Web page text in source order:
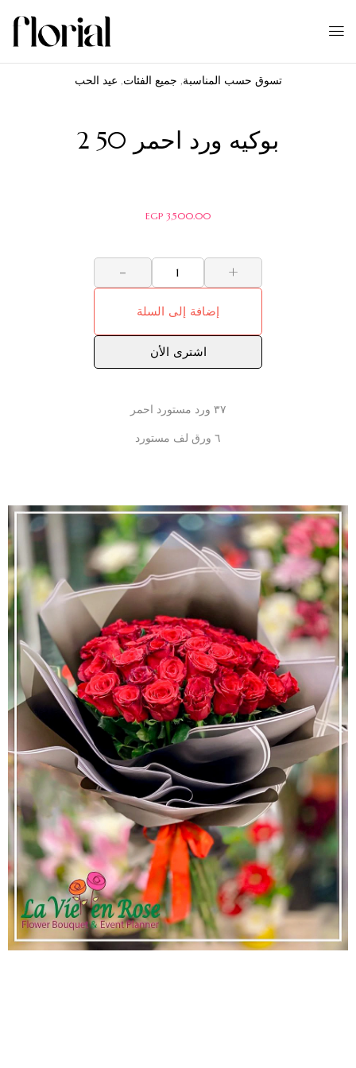
تسوق حسب المناسبة, جميع الفئات, عيد الحب
بوكيه ورد احمر 50 2
3,500.00
EGP
+
-
إضافة إلى السلة
اشترى الأن
٣٧ ورد مستورد احمر
٦ ورق لف مستورد